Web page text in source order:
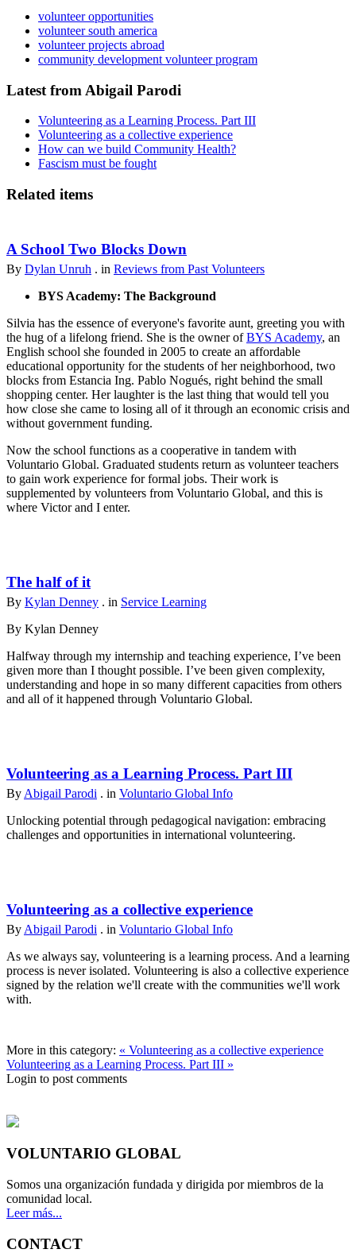
volunteer opportunities
volunteer south america
volunteer projects abroad
community development volunteer program
Latest from Abigail Parodi
Volunteering as a Learning Process. Part III
Volunteering as a collective experience
How can we build Community Health?
Fascism must be fought
Related items
A School Two Blocks Down
By Dylan Unruh . in Reviews from Past Volunteers
BYS Academy: The Background
Silvia has the essence of everyone's favorite aunt, greeting you with
the hug of a lifelong friend. She is the owner ofBYS Academy, an
English school she founded in 2005 to create an affordable
educational opportunity for the students of her neighborhood, two
blocks from Estancia Ing. Pablo Nogués, right behind the small
shopping center. Her laughter is the last thing that would tell you
how close she came to losing all of it through an economic crisis and
without government funding.
Now the school functions as a cooperative in tandem with
Voluntario Global. Graduated students return as volunteer teachers
to gain work experience for formal jobs. Their work is
supplemented by volunteers from Voluntario Global, and this is
where Victor and I enter.
The half of it
By Kylan Denney . in Service Learning
By Kylan Denney
Halfway through my internship and teaching experience, I’ve been
given more than I thought possible. I’ve been given complexity,
understanding and hope in so many different capacities from others
and all of it happened through Voluntario Global.
Volunteering as a Learning Process. Part III
By Abigail Parodi . in Voluntario Global Info
Unlocking potential through pedagogical navigation: embracing
challenges and opportunities in international volunteering.
Volunteering as a collective experience
By Abigail Parodi . in Voluntario Global Info
As we always say, volunteering is a learning process. And a learning
process is never isolated. Volunteering is also a collective experience
signed by the relation we'll create with the communities we'll work
with.
More in this category: « Volunteering as a collective experience
Volunteering as a Learning Process. Part III »
Login to post comments
VOLUNTARIO GLOBAL
Somos una organización fundada y dirigida por miembros de la
comunidad local.
Leer más...
CONTACT